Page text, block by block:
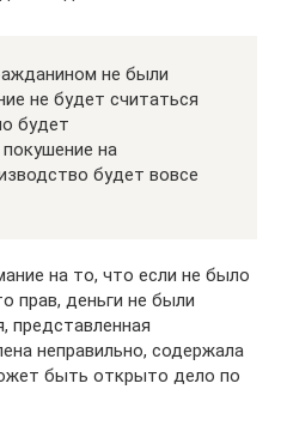
не были
не будет считаться
будет
на
будет вовсе
на то, что если не было
прав, деньги не были
представленная
неправильно, содержала
быть открыто дело по